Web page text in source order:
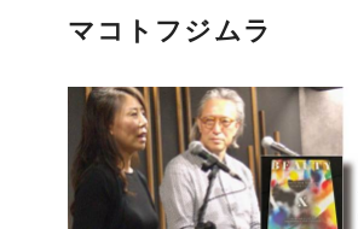
マコトフジムラ